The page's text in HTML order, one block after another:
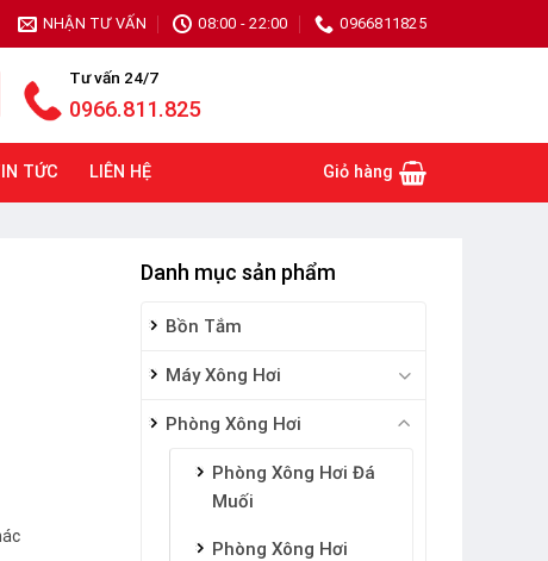
NHẬN TƯ VẤN 08:00 - 22:00 0966811825
Tư vấn 24/7
0966.811.825
TỨC LIÊN HỆ Giỏ hàng
Danh mục sản phẩm
Bồn Tắm
Máy Xông Hơi
Phòng Xông Hơi
Phòng Xông Hơi Đá
Muối
Phòng Xông Hơi